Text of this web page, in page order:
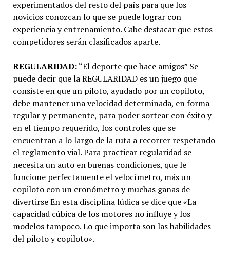
experimentados del resto del país para que los
novicios conozcan lo que se puede lograr con
experiencia y entrenamiento. Cabe destacar que estos
competidores serán clasificados aparte.
REGULARIDAD:“El deporte que hace amigos” Se
puede decir que la REGULARIDAD es un juego que
consiste en que un piloto, ayudado por un copiloto,
debe mantener una velocidad determinada, en forma
regular y permanente, para poder sortear con éxito y
en el tiempo requerido, los controles que se
encuentran a lo largo de la ruta a recorrer respetando
el reglamento vial. Para practicar regularidad se
necesita un auto en buenas condiciones, que le
funcione perfectamente el velocímetro, más un
copiloto con un cronómetro y muchas ganas de
divertirse En esta disciplina lúdica se dice que «La
capacidad cúbica de los motores no influye y los
modelos tampoco. Lo que importa son las habilidades
del piloto y copiloto».